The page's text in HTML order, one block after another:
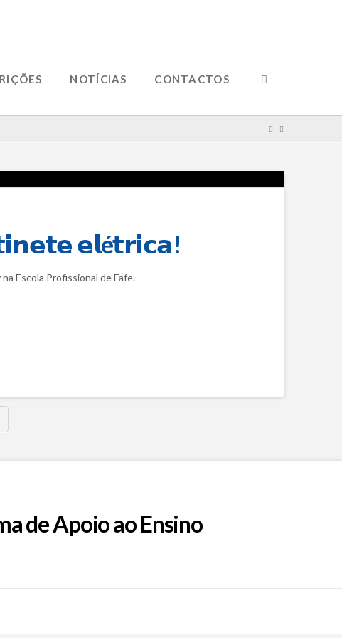
NOTÍCIAS CONTACTOS
𝗲𝗹é𝘁𝗿𝗶𝗰𝗮!
Escola Profissional de Fafe.
de Apoio ao Ensino